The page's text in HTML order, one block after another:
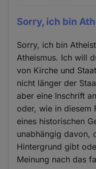
Sorry, ich bin
Sorry, ich bin
Atheismus. Ich will
von Kirche und
nicht länger der
aber eine Inschrift
oder, wie in diesem
eines historischen
unabhängig davon,
Hintergrund gibt
Meinung nach das